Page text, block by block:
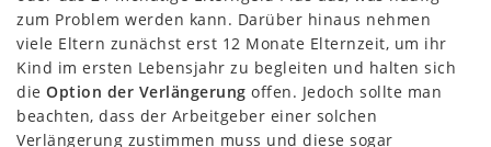
zum Problem werden kann. Darüber hinaus nehmen
viele Eltern zunächst erst 12 Monate Elternzeit, um ihr
Kind im ersten Lebensjahr zu begleiten und halten sich
die Option der Verlängerung offen. Jedoch sollte man
beachten, dass der Arbeitgeber einer solchen
Verlängerung zustimmen muss und diese sogar